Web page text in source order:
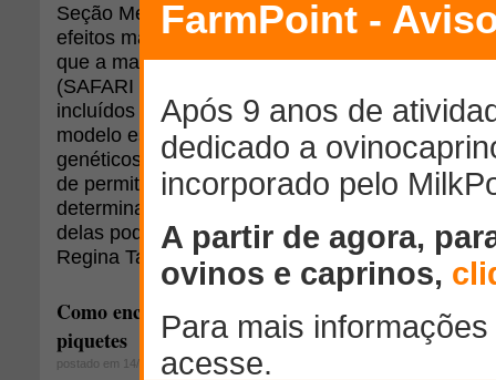
Seção Melhoramento Genético: "Alguns autores
efeitos maternos são tão importantes sobre o
que a maior parte da variação do peso é
(SAFARI et al. 2005; RASHIDI et al. 2008),
incluídos nos modelos genéticos (MEYER,
modelo estatístico mais adequado para
genéticos, como a herdabilidade, é de grande
de permitir a estimativa mais acurada dos
determinadas características, é possível decidir
delas poderão ser usadas como critério de
Regina Tamioso e Laila Talarico Dias, da UFPR.
Como encontrar a quantidade de massa de
piquetes
postado em 14/08/2013